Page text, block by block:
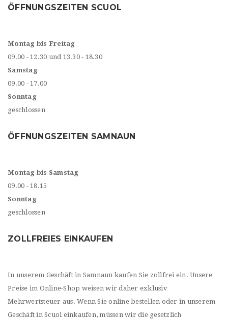
ÖFFNUNGSZEITEN SCUOL
Montag bis Freitag
09.00 - 12.30 und 13.30 - 18.30
Samstag
09.00 - 17.00
Sonntag
geschlossen
ÖFFNUNGSZEITEN SAMNAUN
Montag bis Samstag
09.00 - 18.15
Sonntag
geschlossen
ZOLLFREIES EINKAUFEN
In unserem Geschäft in Samnaun kaufen Sie zollfrei ein. Unsere
Preise im Online-Shop weisen wir daher exklusiv
Mehrwertsteuer aus. Wenn Sie online bestellen oder in unserem
Geschäft in Scuol einkaufen, müssen wir die gesetzlich